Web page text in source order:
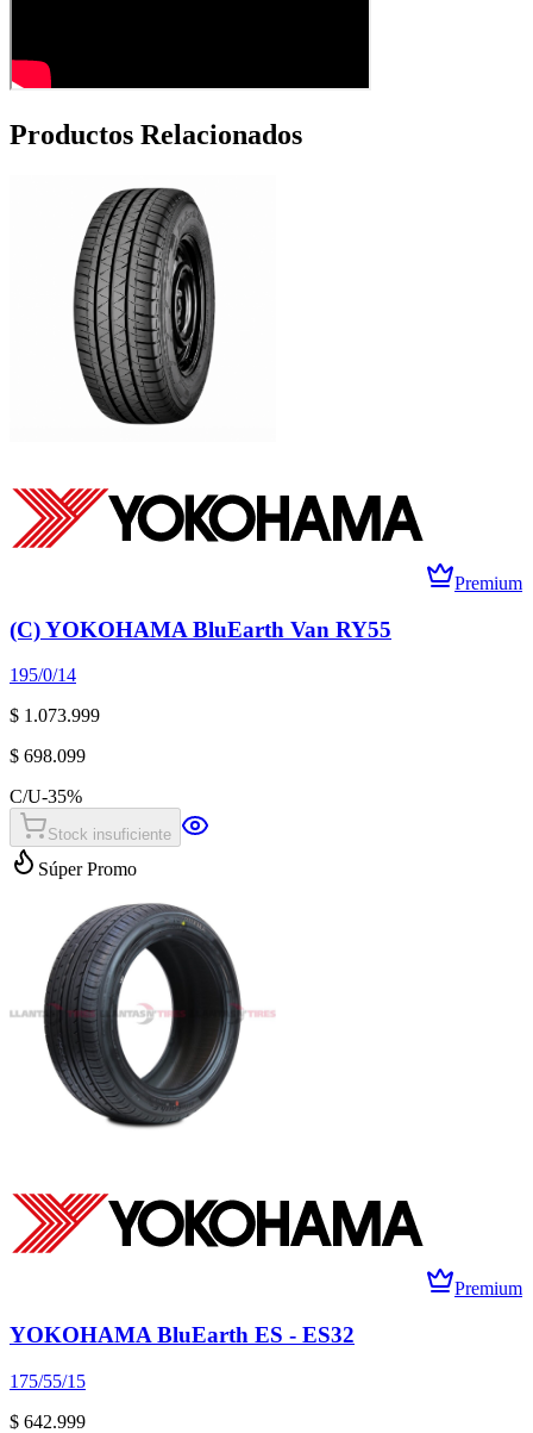
Productos Relacionados
Premium
(C) YOKOHAMA BluEarth Van RY55
195/0/14
$ 1.073.999
$ 698.099
C/U-35%
Stock insuficiente
Súper Promo
Premium
YOKOHAMA BluEarth ES - ES32
175/55/15
$ 642.999